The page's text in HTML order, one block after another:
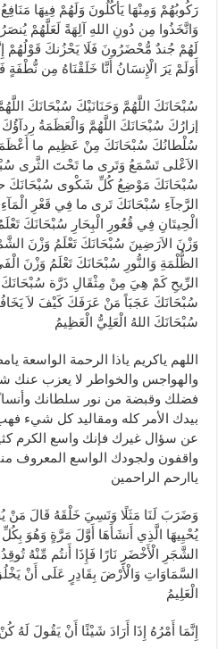
رَكُوبُهُمْ وَمِنْهَا يَأْكُلُونَ وَلَهُمْ فِيهَا
وَاتَّخَذُوا مِن دُونِ اللهِ آلِهَةً لَعَلَّهُمْ
لَهُمْ جُندٌ مُّحْضَرُونَ فَلَا يَحْزُنكَ قَوْلُهُمْ
أَوَلَمْ يَرَ الْإِنسَانُ أَنَّا خَلَقْنَاهُ مِن
سُبْحَانَكَ اللَّهُمَّ وَحَنَانَيْكَ سُبْحَانَكَ
إزارُكَ سُبْحَانَكَ اللَّهُمَّ وَالْعَظَمَةُ رِدآؤُكَ
سُلْطانُكَ سُبْحَانَكَ مِنْ عَظِيم ما
الاَعْلى تَسْمَعُ وَتَرى ما تَحْتَ الثَّرى
سُبْحَانَكَ مَوْضِعُ كُلِّ شَكْوى سُبْحَانَكَ
الرَّجآءِ سُبْحَانَكَ تَرى ما فِي قَعْرِ
الْحِيتَانِ فِي قُعُورِ الْبِحَارِ سُبْحَانَكَ
وَزْنَ الاَرَضِينَ سُبْحَانَكَ تَعْلَمُ وَزْنَ
الظُّلْمَةِ وَالنُّورِ سُبْحَانَكَ تَعْلَمُ وَزْنَ
الرِّيحِ كَمْ هِيَ مِنْ مِثْقَالِ ذَرَّة
سُبْحَانَكَ عَجَبَاً مَنْ عَرَفَكَ كَيْفَ لاَ
سُبْحَانَكَ اللهُ الْعَلِيُّ الْعَظِيمُ
اللهم ياكريم ياذا الرحمة الواسعة
والهواجس والخواطر لا يعزب
فضلك وقبضة من نور سلطانك
بيدك الأمر كله ومقاليد كل شيء فهب
عن سؤال غيرك فإنك واسع الكرم
واقفون ولجودك الواسع المعروف
ياارحم الراحمين
وَضَرَبَ لَنَا مَثَلًا وَنَسِيَ خَلْقَهُ قَالَ مَنْ
يُحْيِيهَا الَّذِي أَنشَأَهَا أَوَّلَ مَرَّةٍ وَهُوَ
الشَّجَرِ الْأَخْضَرِ نَارًا فَإِذَا أَنتُم مِّنْهُ
السَّمَاوَاتِ وَالْأَرْضَ بِقَادِرٍ عَلَى أَنْ
الْعَلِيمُ
إِنَّمَا أَمْرُهُ إِذَا أَرَادَ شَيْئًا أَنْ يَقُولَ لَهُ